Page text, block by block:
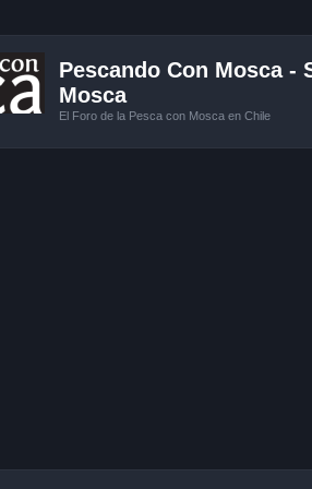
Pescando Con Mosca -
Mosca
El Foro de la Pesca con Mosca en Chile